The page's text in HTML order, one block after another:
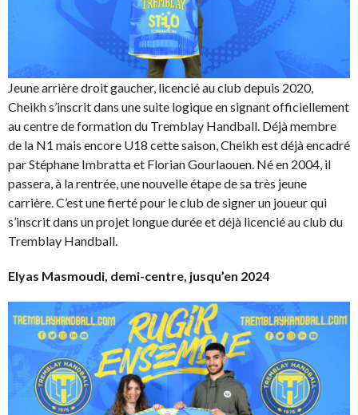
Jeune arrière droit gaucher, licencié au club depuis 2020,
Cheikh s’inscrit dans une suite logique en signant officiellement
au centre de formation du Tremblay Handball. Déjà membre
de la N1 mais encore U18 cette saison, Cheikh est déjà encadré
par Stéphane Imbratta et Florian Gourlaouen. Né en 2004, il
passera, à la rentrée, une nouvelle étape de sa très jeune
carrière. C’est une fierté pour le club de signer un joueur qui
s’inscrit dans un projet longue durée et déjà licencié au club du
Tremblay Handball.
Elyas Masmoudi, demi-centre, jusqu’en 2024